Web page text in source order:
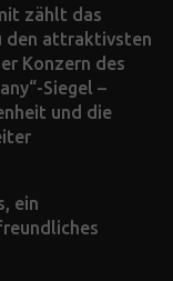
zählt das
den attraktivsten
Konzern des
Siegel –
und die
ein